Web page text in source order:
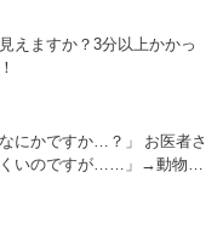
えますか？3分以上かかっ
ですか…？」 お医者さ
いのですが……」→動物病